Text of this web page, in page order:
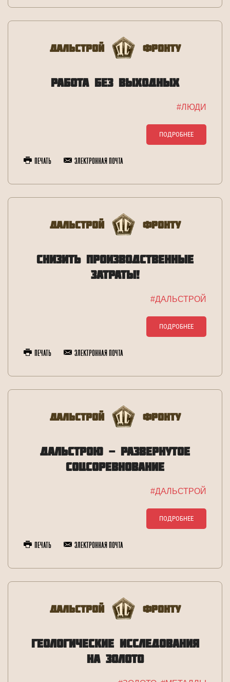
Дальстрой Фронту
РАБОТА БЕЗ ВЫХОДНЫХ
#ЛЮДИ
ПОДРОБНЕЕ
Печать Электронная почта
Дальстрой Фронту
СНИЗИТЬ ПРОИЗВОДСТВЕННЫЕ
ЗАТРАТЫ!
#ДАЛЬСТРОЙ
ПОДРОБНЕЕ
Печать Электронная почта
Дальстрой Фронту
ДАЛЬСТРОЮ - РАЗВЕРНУТОЕ
СОЦСОРЕВНОВАНИЕ
#ДАЛЬСТРОЙ
ПОДРОБНЕЕ
Печать Электронная почта
Дальстрой Фронту
ГЕОЛОГИЧЕСКИЕ ИССЛЕДОВАНИЯ
НА ЗОЛОТО